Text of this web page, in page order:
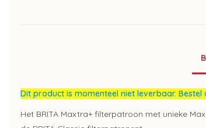
Dit product is momenteel niet leverbaar.
Het BRITA Maxtra+ filterpatroon met unieke